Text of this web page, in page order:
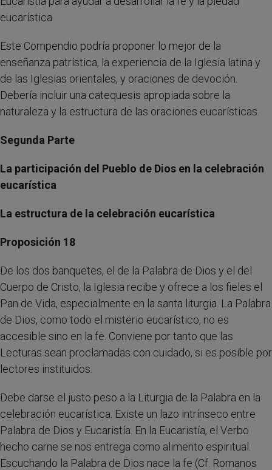
eucarística.
Este Compendio podría proponer lo mejor de la
enseñanza patrística, la experiencia de la Iglesia latina y
de las Iglesias orientales, y oraciones de devoción.
Debería incluir una catequesis apropiada sobre la
naturaleza y la estructura de las oraciones eucarísticas.
Segunda Parte
La participación del Pueblo de Dios en la celebración
eucarística
La estructura de la celebración eucarística
Proposición 18
De los dos banquetes, el de la Palabra de Dios y el del
Cuerpo de Cristo, la Iglesia recibe y ofrece a los fieles el
Pan de Vida, especialmente en la santa liturgia. La Palabra
de Dios, como todo el misterio eucarístico, no es
accesible sino en la fe. Conviene por tanto que las
Lecturas sean proclamadas con cuidado, si es posible por
lectores instituidos.
Debe darse el justo peso a la Liturgia de la Palabra en la
celebración eucarística. Existe un lazo intrínseco entre
Palabra de Dios y Eucaristía. En la Eucaristía, el Verbo
hecho carne se nos entrega como alimento espiritual.
Escuchando la Palabra de Dios nace la fe (Cf. Romanos